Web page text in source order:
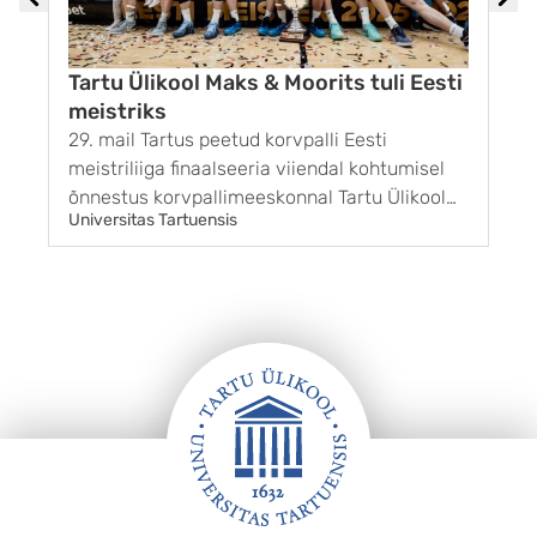
Tartu Ülikool Maks & Moorits tuli Eesti
meistriks
29. mail Tartus peetud korvpalli Eesti
meistriliiga finaalseeria viiendal kohtumisel
õnnestus korvpallimeeskonnal Tartu Ülikool
Maks & Moorits võita BC Kalev/Cramo
võistkonda tulemusega 85 : 65. Sellega sai
Universitas Tartuensis